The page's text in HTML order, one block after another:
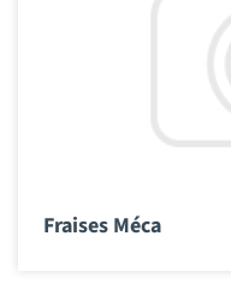
Fraises Méca